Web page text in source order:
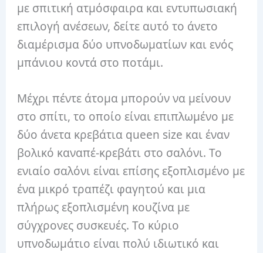
με σπιτική ατμόσφαιρα και εντυπωσιακή
επιλογή ανέσεων, δείτε αυτό το άνετο
διαμέρισμα δύο υπνοδωματίων και ενός
μπάνιου κοντά στο ποτάμι.
Μέχρι πέντε άτομα μπορούν να μείνουν
στο σπίτι, το οποίο είναι επιπλωμένο με
δύο άνετα κρεβάτια queen size και έναν
βολικό καναπέ-κρεβάτι στο σαλόνι. Το
ενιαίο σαλόνι είναι επίσης εξοπλισμένο με
ένα μικρό τραπέζι φαγητού και μια
πλήρως εξοπλισμένη κουζίνα με
σύγχρονες συσκευές. Το κύριο
υπνοδωμάτιο είναι πολύ ιδιωτικό και